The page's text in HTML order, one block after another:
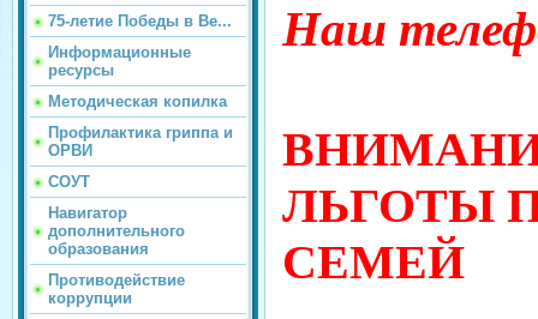
75-летие Победы в Ве...
Информационные
ресурсы
Методическая копилка
Профилактика гриппа и
ОРВИ
СОУТ
Навигатор
дополнительного
образования
Противодействие
коррупции
Наш
ЛЬГОТЫ
СЕМЕЙ